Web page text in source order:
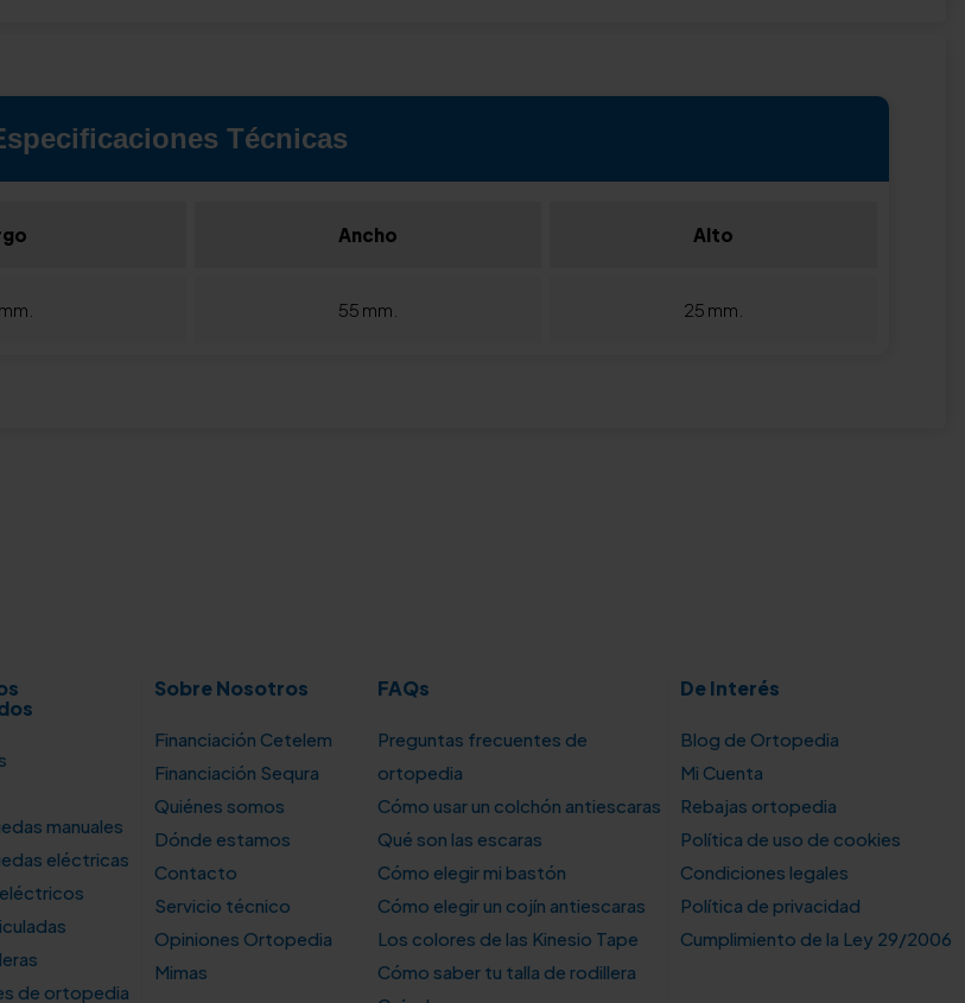
Técnicas
Ancho Alto
55 mm. 25 mm.
manuales
eléctricas
de ortopedia
Sobre Nosotros
Financiación Cetelem
Financiación Sequra
Quiénes somos
Dónde estamos
Contacto
Servicio técnico
Opiniones Ortopedia
Mimas
FAQs
Preguntas frecuentes de
ortopedia
Cómo usar un colchón antiescaras
Qué son las escaras
Cómo elegir mi bastón
Cómo elegir un cojín antiescaras
Los colores de las Kinesio Tape
Cómo saber tu talla de rodillera
De Interés
Blog de Ortopedia
Mi Cuenta
Rebajas ortopedia
Política de uso de cookies
Condiciones legales
Política de privacidad
Cumplimiento de la Ley 29/2006